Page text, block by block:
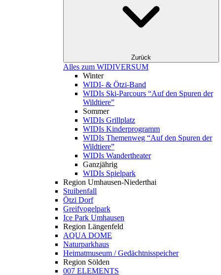
Zurück
Alles zum WIDIVERSUM
Winter
WIDI- & Ötzi-Band
WIDIs Ski-Parcours “Auf den Spuren der
Wildtiere”
Sommer
WIDIs Grillplatz
WIDIs Kinderprogramm
WIDIs Themenweg “Auf den Spuren der
Wildtiere”
WIDIs Wandertheater
Ganzjährig
WIDIs Spielpark
Region Umhausen-Niederthai
Stuibenfall
Ötzi Dorf
Greifvogelpark
Ice Park Umhausen
Region Längenfeld
AQUA DOME
Naturparkhaus
Heimatmuseum / Gedächtnisspeicher
Region Sölden
007 ELEMENTS